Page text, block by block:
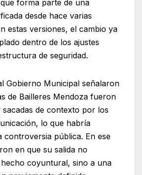
forma parte de una
desde hace varias
estas versiones, el cambio ya
dentro de los ajustes
de seguridad.
Gobierno Municipal señalaron
de Bailleres Mendoza fueron
sacadas de contexto por los
lo que habría
controversia pública. En ese
en que su salida no
coyuntural, sino a una